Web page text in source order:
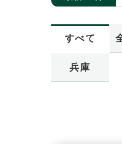
すべて
兵庫